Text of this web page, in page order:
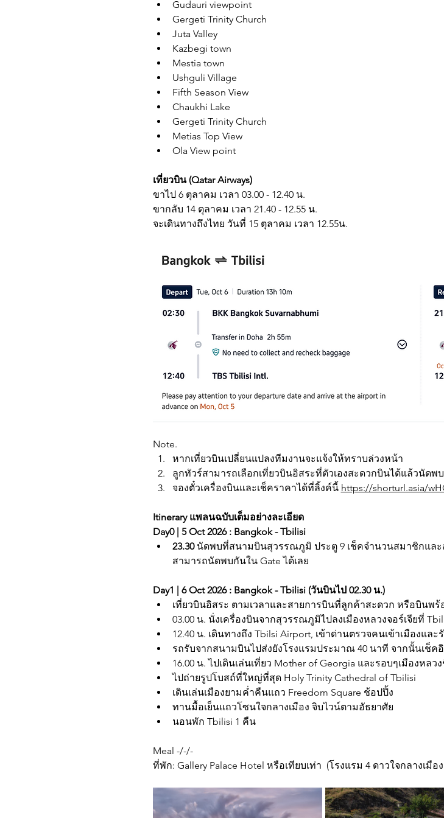
Gudauri viewpoint
Gergeti Trinity Church
Juta Valley
Kazbegi town
Mestia town
Ushguli Village
Fifth Season View
Chaukhi Lake
Gergeti Trinity Church
Metias Top View
Ola View point
เที่ยวบิน (Qatar Airways)
ขาไป 6 ตุลาคม เวลา 03.00 - 12.40 น.
ขากลับ 14 ตุลาคม เวลา 21.40 - 12.55 น.
จะเดินทางถึงไทย วันที่ 15 ตุลาคม เวลา 12.55น.
Note.
หากเที่ยวบินเปลี่ยนแปลงทีมงานจะแจ้งให้ทราบล่วงหน้า
ลูกทัวร์สามารถเลือกเที่ยวบินอิสระที่ตัวเองสะดวกบินได้แล้วนัด
จองตั๋วเครื่องบินและเช็คราคาได้ที่ลิ้งค์นี้ https://shorturl.asia/
Itinerary แพลนฉบับเต็มอย่างละเอียด
Day0 | 5 Oct 2026 : Bangkok - Tbilisi
23.30 นัดพบที่สนามบินสุวรรณภูมิ ประตู 9 เช็คจำนวนสมาชิกแล
สามารถนัดพบกันใน Gate ได้เลย
Day1 | 6 Oct 2026 : Bangkok - Tbilisi (วันบินไป 02.30 น.)
เที่ยวบินอิสระ ตามเวลาและสายการบินที่ลูกค้าสะดวก หรือบินพ
03.00 น. นั่งเครื่องบินจากสุวรรณภูมิไปลงเมืองหลวงจอร์เจียที่
12.40 น. เดินทางถึง Tbilsi Airport, เข้าด่านตรวจคนเข้าเมืองแ
รถรับจากสนามบินไปส่งยังโรงแรมประมาณ 40 นาที จากนั้นเช็
16.00 น. ไปเดินเล่นเที่ยว Mother of Georgia และรอบๆเมืองหลว
ไปถ่ายรูปโบสถ์ที่ใหญ่ที่สุด Holy Trinity Cathedral of Tbilisi
เดินเล่นเมืองยามค่ำคืนแถว Freedom Square ช้อปปิ้ง
ทานมื้อเย็นแถวโซนใจกลางเมือง จิบไวน์ตามอัธยาศัย
นอนพัก Tbilisi 1 คืน
Meal -/-/-
ที่พัก: Gallery Palace Hotel หรือเทียบเท่า  (โรงแรม 4 ดาวใจกลางเ